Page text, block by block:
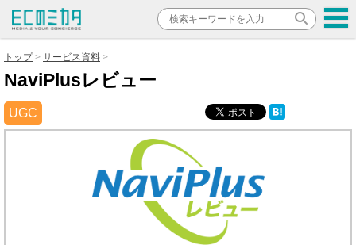
トップ サービス資料
NaviPlusレビュー
UGC